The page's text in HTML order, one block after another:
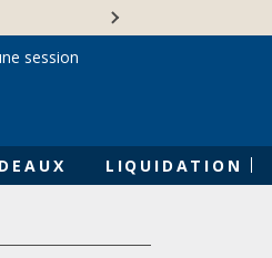
LIQUIDATION
session